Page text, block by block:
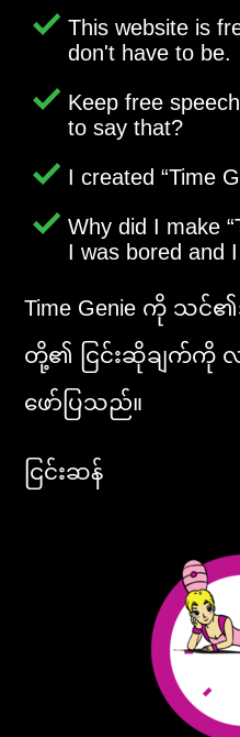
This website is
don't have to be.
Keep free
to say that?
I created Time
Why did I make
I was bored and
Time Genie ကို သ
တို့၏ ငြင်းဆိုချက်ကို လ
ဖော်ပြသည်။
ငြင်းဆန်